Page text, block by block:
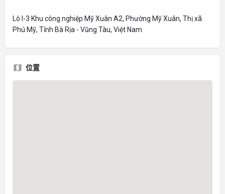
Lô I-3 Khu công nghiệp Mỹ Xuân A2, Phường Mỹ Xuân, Thị xã
Phú Mỹ, Tỉnh Bà Rịa - Vũng Tàu, Việt Nam
位置